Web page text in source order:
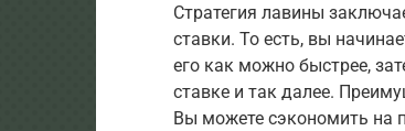
Стратегия лавины
ставки. То есть, вы
его как можно быстрее,
ставке и так далее.
Вы можете сэкономить на